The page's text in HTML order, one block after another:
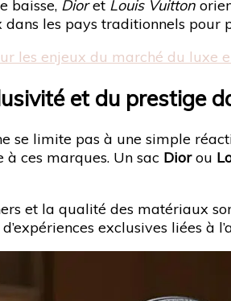
baisse, Dioret Louis Vuitton
les pays traditionnels pour
les enjeux du marché du luxe
et du prestige
se limite pas à une simple
à ces marques. Un sac Diorou
et la qualité des matériaux
exclusives liées